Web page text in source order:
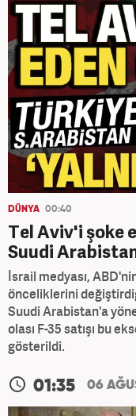
DÜNYA 00:40
Tel Aviv'i şoke
Suudi
İsrail medyası,
önceliklerini
Suudi Arabistan'a
olası F-35 satışı bu
gösterildi.
01:35 06